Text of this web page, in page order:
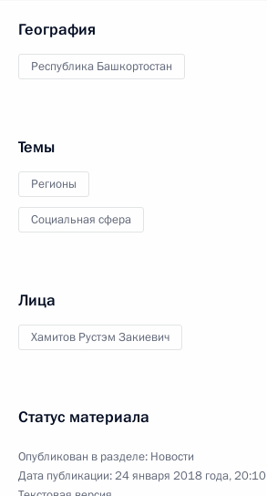
География
Республика Башкортостан
Темы
Регионы
Социальная сфера
Лица
Хамитов Рустэм Закиевич
Статус материала
Опубликован в разделе: Новости
Дата публикации:24 января 2018 года, 20:10